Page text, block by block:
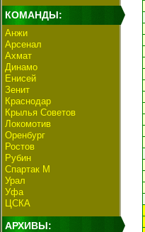
КОМАНДЫ:
Анжи
Арсенал
Ахмат
Динамо
Енисей
Зенит
Краснодар
Крылья Советов
Локомотив
Оренбург
Ростов
Рубин
Спартак М
Урал
Уфа
ЦСКА
АРХИВЫ: